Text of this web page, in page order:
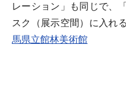
レーション」も同じで、
スク（展示空間）に入れ
馬県立館林美術館